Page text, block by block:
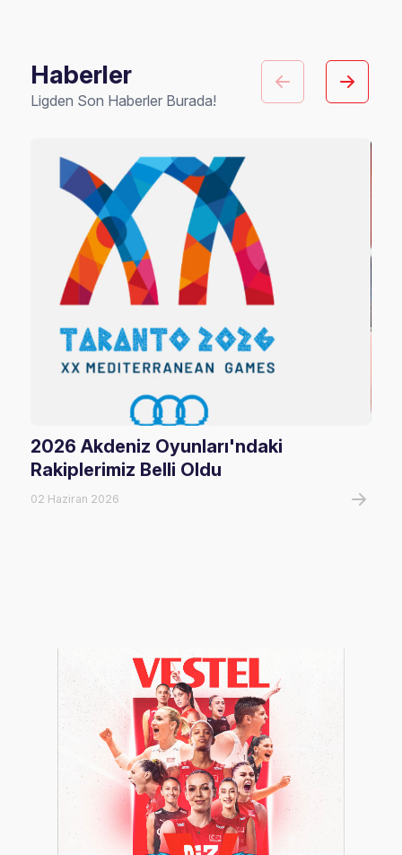
Haberler
Ligden Son Haberler Burada!
2026 Akdeniz Oyunları'ndaki
Rakiplerimiz Belli Oldu
02 Haziran 2026